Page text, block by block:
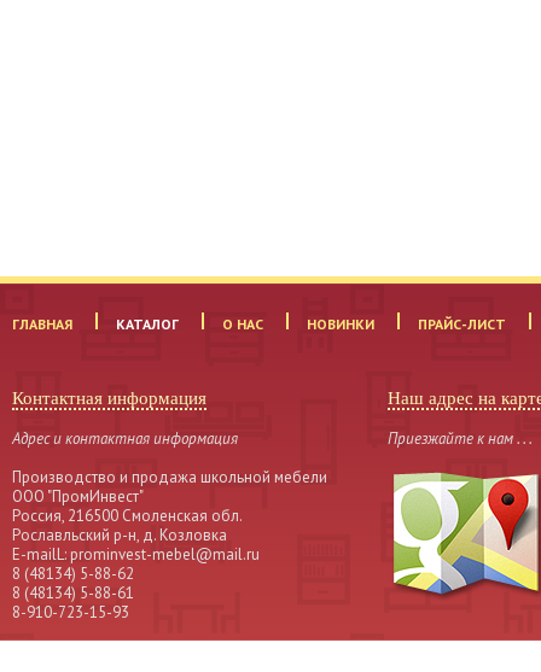
ГЛАВНАЯ КАТАЛОГ О НАС НОВИНКИ ПРАЙС-ЛИСТ
Контактная информация
Адрес и контактная информация
Производство и продажа школьной мебели
OOO "ПромИнвест"
Россия, 216500 Смоленская обл.
Рославльский р-н, д. Козловка
Е-mailL: prominvest-mebel@mail.ru
8 (48134) 5-88-62
8 (48134) 5-88-61
8-910-723-15-93
Наш адрес на
Приезжайте к нам . . .